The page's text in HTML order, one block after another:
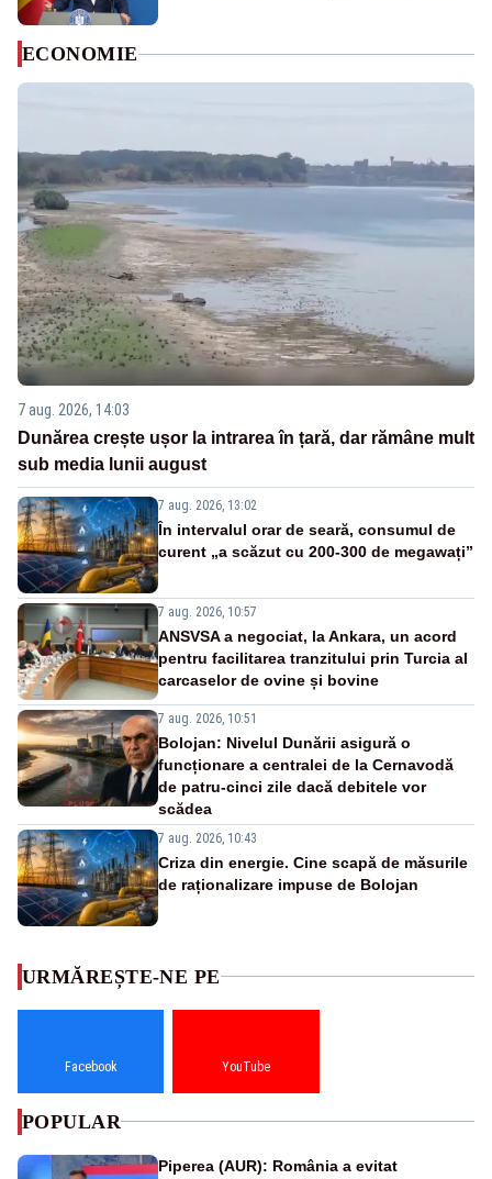
ECONOMIE
7 aug. 2026, 14:03
Dunărea crește ușor la intrarea în țară, dar rămâne mult
sub media lunii august
7 aug. 2026, 13:02
În intervalul orar de seară, consumul de
curent „a scăzut cu 200-300 de megawați”
7 aug. 2026, 10:57
ANSVSA a negociat, la Ankara, un acord
pentru facilitarea tranzitului prin Turcia al
carcaselor de ovine și bovine
7 aug. 2026, 10:51
Bolojan: Nivelul Dunării asigură o
funcționare a centralei de la Cernavodă
de patru-cinci zile dacă debitele vor
scădea
7 aug. 2026, 10:43
Criza din energie. Cine scapă de măsurile
de raționalizare impuse de Bolojan
URMĂREȘTE-NE PE
Facebook YouTube
POPULAR
Piperea (AUR): România a evitat